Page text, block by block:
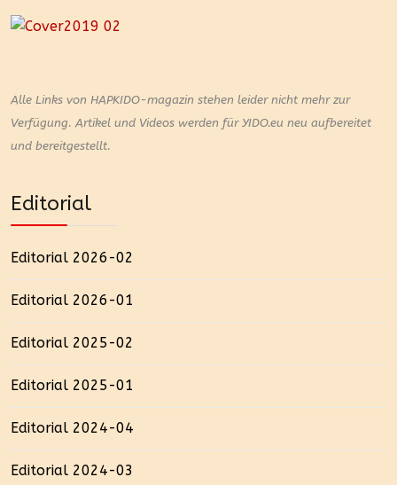
Alle Links von HAPKIDO-magazin stehen leider nicht mehr zur
Verfügung. Artikel und Videos werden für YIDO.eu neu aufbereitet
und bereitgestellt.
Editorial
Editorial 2026-02
Editorial 2026-01
Editorial 2025-02
Editorial 2025-01
Editorial 2024-04
Editorial 2024-03